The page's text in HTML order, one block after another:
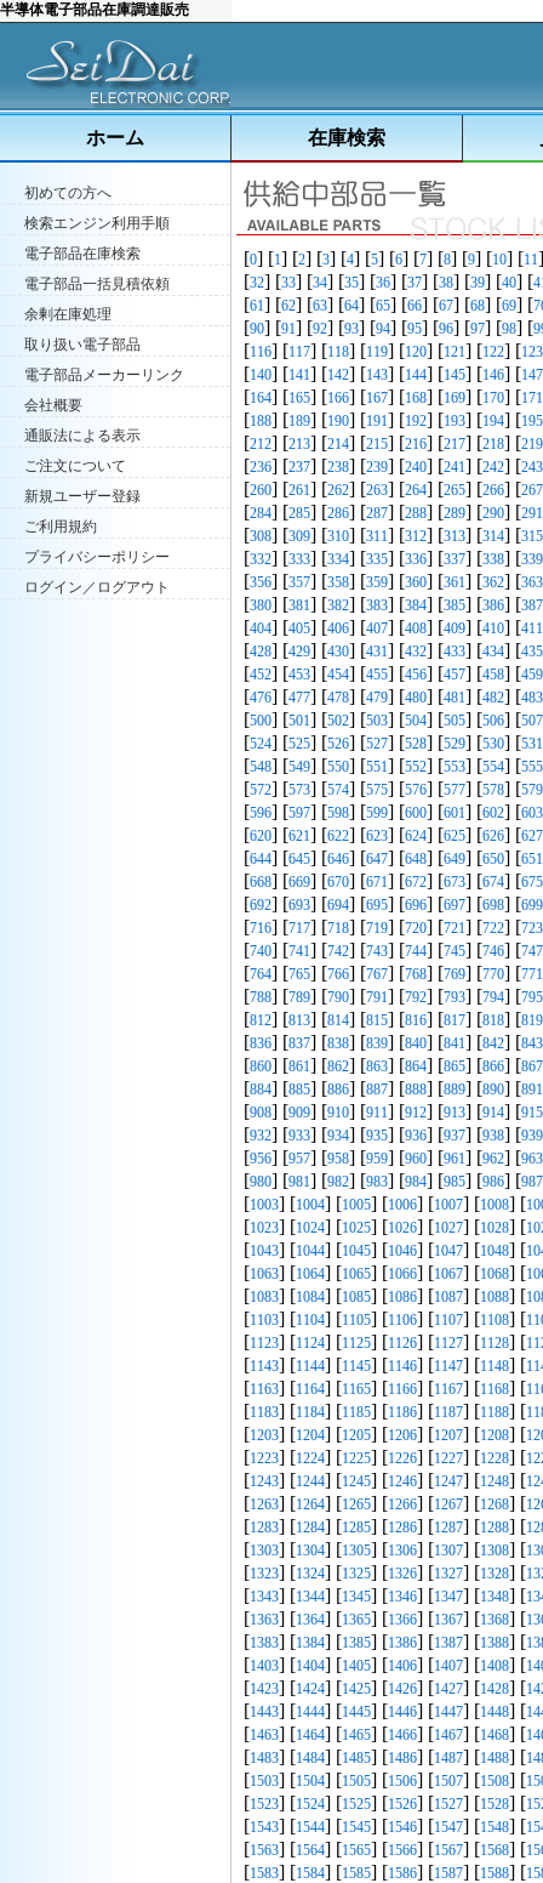
半導体電子部品在庫調達販売
ホーム 在庫検索
初めての方へ
検索エンジン利用手順
電子部品在庫検索
電子部品一括見積依頼
余剰在庫処理
取り扱い電子部品
電子部品メーカーリンク
会社概要
通販法による表示
ご注文について
新規ユーザー登録
ご利用規約
プライバシーポリシー
ログイン／ログアウト
[0] [1] [2] [3] [4] [5] [6] [7] [8] [9] [10] [11
[32] [33] [34] [35] [36] [37] [38] [39] [40] [
[61] [62] [63] [64] [65] [66] [67] [68] [69] [
[90] [91] [92] [93] [94] [95] [96] [97] [98] [
[116] [117] [118] [119] [120] [121] [122] [123
[140] [141] [142] [143] [144] [145] [146] [147
[164] [165] [166] [167] [168] [169] [170] [171
[188] [189] [190] [191] [192] [193] [194] [195
[212] [213] [214] [215] [216] [217] [218] [219
[236] [237] [238] [239] [240] [241] [242] [243
[260] [261] [262] [263] [264] [265] [266] [267
[284] [285] [286] [287] [288] [289] [290] [291
[308] [309] [310] [311] [312] [313] [314] [315
[332] [333] [334] [335] [336] [337] [338] [339
[356] [357] [358] [359] [360] [361] [362] [363
[380] [381] [382] [383] [384] [385] [386] [387
[404] [405] [406] [407] [408] [409] [410] [411
[428] [429] [430] [431] [432] [433] [434] [435
[452] [453] [454] [455] [456] [457] [458] [459
[476] [477] [478] [479] [480] [481] [482] [483
[500] [501] [502] [503] [504] [505] [506] [507
[524] [525] [526] [527] [528] [529] [530] [531
[548] [549] [550] [551] [552] [553] [554] [555
[572] [573] [574] [575] [576] [577] [578] [579
[596] [597] [598] [599] [600] [601] [602] [603
[620] [621] [622] [623] [624] [625] [626] [627
[644] [645] [646] [647] [648] [649] [650] [651
[668] [669] [670] [671] [672] [673] [674] [675
[692] [693] [694] [695] [696] [697] [698] [699
[716] [717] [718] [719] [720] [721] [722] [723
[740] [741] [742] [743] [744] [745] [746] [747
[764] [765] [766] [767] [768] [769] [770] [771
[788] [789] [790] [791] [792] [793] [794] [795
[812] [813] [814] [815] [816] [817] [818] [819
[836] [837] [838] [839] [840] [841] [842] [843
[860] [861] [862] [863] [864] [865] [866] [867
[884] [885] [886] [887] [888] [889] [890] [891
[908] [909] [910] [911] [912] [913] [914] [915
[932] [933] [934] [935] [936] [937] [938] [939
[956] [957] [958] [959] [960] [961] [962] [963
[980] [981] [982] [983] [984] [985] [986] [987
[1003] [1004] [1005] [1006] [1007] [1008] [
[1023] [1024] [1025] [1026] [1027] [1028] [
[1043] [1044] [1045] [1046] [1047] [1048] [
[1063] [1064] [1065] [1066] [1067] [1068] [
[1083] [1084] [1085] [1086] [1087] [1088] [
[1103] [1104] [1105] [1106] [1107] [1108] [
[1123] [1124] [1125] [1126] [1127] [1128] [
[1143] [1144] [1145] [1146] [1147] [1148] [
[1163] [1164] [1165] [1166] [1167] [1168] [
[1183] [1184] [1185] [1186] [1187] [1188] [
[1203] [1204] [1205] [1206] [1207] [1208] [
[1223] [1224] [1225] [1226] [1227] [1228] [
[1243] [1244] [1245] [1246] [1247] [1248] [
[1263] [1264] [1265] [1266] [1267] [1268] [
[1283] [1284] [1285] [1286] [1287] [1288] [
[1303] [1304] [1305] [1306] [1307] [1308] [
[1323] [1324] [1325] [1326] [1327] [1328] [
[1343] [1344] [1345] [1346] [1347] [1348] [
[1363] [1364] [1365] [1366] [1367] [1368] [
[1383] [1384] [1385] [1386] [1387] [1388] [
[1403] [1404] [1405] [1406] [1407] [1408] [
[1423] [1424] [1425] [1426] [1427] [1428] [
[1443] [1444] [1445] [1446] [1447] [1448] [
[1463] [1464] [1465] [1466] [1467] [1468] [
[1483] [1484] [1485] [1486] [1487] [1488] [
[1503] [1504] [1505] [1506] [1507] [1508] [
[1523] [1524] [1525] [1526] [1527] [1528] [
[1543] [1544] [1545] [1546] [1547] [1548] [
[1563] [1564] [1565] [1566] [1567] [1568] [
[1583] [1584] [1585] [1586] [1587] [1588] [